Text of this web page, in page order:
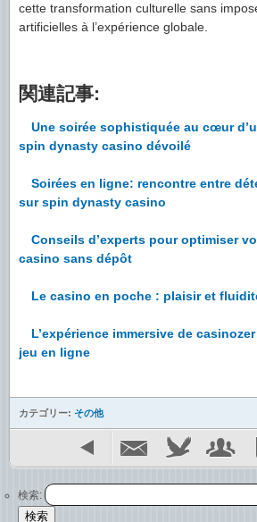
cette transformation culturelle sans
artificielles à l’expérience globale.
関連記事:
Une soirée sophistiquée au cœur
spin dynasty casino dévoilé
Soirées en ligne: rencontre entre
sur spin dynasty casino
Conseils d’experts pour optimiser
casino sans dépôt
Le casino en poche : plaisir et
L’expérience immersive de
jeu en ligne
カテゴリー: その他
検索: